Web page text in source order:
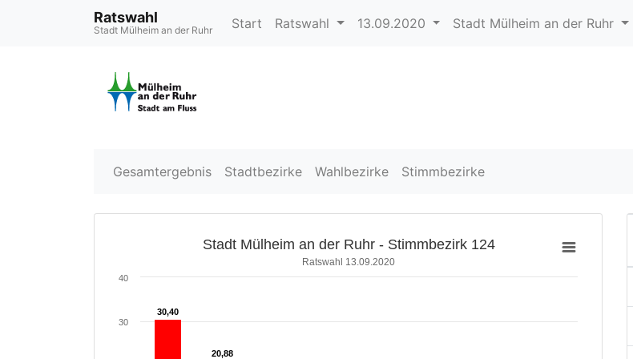
Ratswahl
Stadt Mülheim an der Ruhr Start Ratswahl 13.09.2020 Stadt Mülheim an der Ruhr
Gesamtergebnis Stadtbezirke Wahlbezirke Stimmbezirke
Stadt Mülheim an der Ruhr - Stimmbezirk 124
Ratswahl 13.09.2020
30,40
30,40
20,88
20,88
30
40